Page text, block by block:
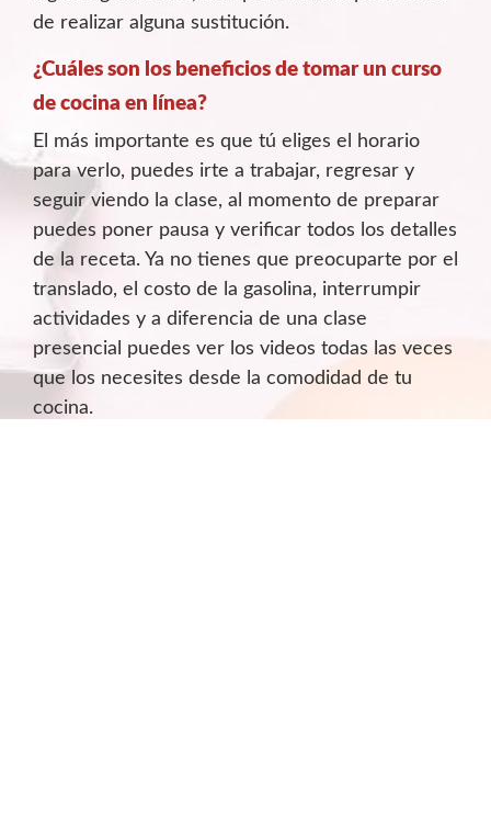
de realizar alguna sustitución.
¿Cuáles son los beneficios de tomar un curso
de cocina en línea?
El más importante es que tú eliges el horario
para verlo, puedes irte a trabajar, regresar y
seguir viendo la clase, al momento de preparar
puedes poner pausa y verificar todos los detalles
de la receta. Ya no tienes que preocuparte por el
translado, el costo de la gasolina, interrumpir
actividades y a diferencia de una clase
presencial puedes ver los videos todas las veces
que los necesites desde la comodidad de tu
cocina.